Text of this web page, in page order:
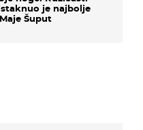
je najbolje
Šuput